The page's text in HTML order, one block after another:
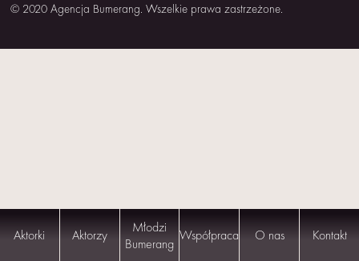
Aktorki Aktorzy
Młodzi
Bumerang Współpraca O nas Kontakt
© 2020 Agencja Bumerang. Wszelkie prawa zastrzeżone.